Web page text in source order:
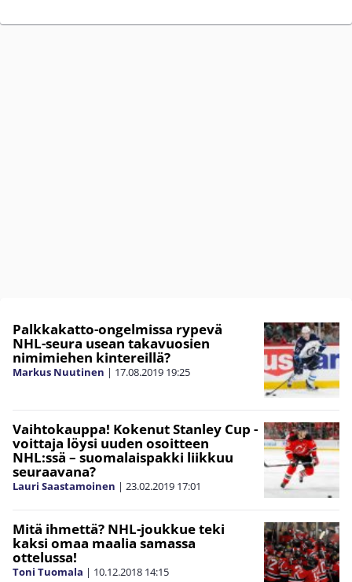
Palkkakatto-ongelmissa rypevä
NHL-seura usean takavuosien
nimimiehen kintereillä?
Markus Nuutinen | 17.08.2019 19:25
Vaihtokauppa! Kokenut Stanley Cup -
voittaja löysi uuden osoitteen
NHL:ssä – suomalaispakki liikkuu
seuraavana?
Lauri Saastamoinen | 23.02.2019 17:01
Mitä ihmettä? NHL-joukkue teki
kaksi omaa maalia samassa
ottelussa!
Toni Tuomala | 10.12.2018 14:15